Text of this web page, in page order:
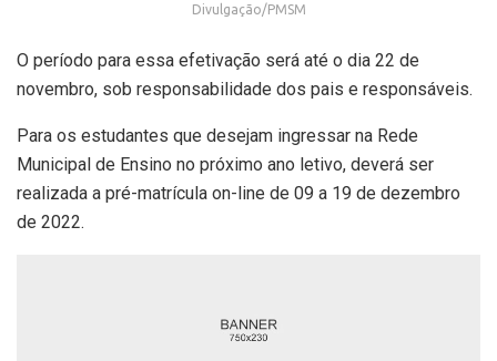
Divulgação/PMSM
O período para essa efetivação será até o dia 22 de
novembro, sob responsabilidade dos pais e responsáveis.
Para os estudantes que desejam ingressar na Rede
Municipal de Ensino no próximo ano letivo, deverá ser
realizada a pré-matrícula on-line de 09 a 19 de dezembro
de 2022.